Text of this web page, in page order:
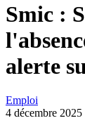
Smic :
alerte
Emploi
4 décembre 2025